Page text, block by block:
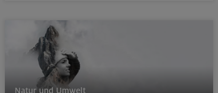
Natur und Umwelt